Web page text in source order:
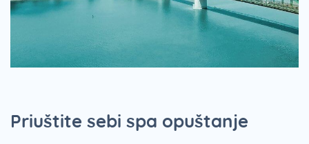
Priuštite sebi spa opuštanje